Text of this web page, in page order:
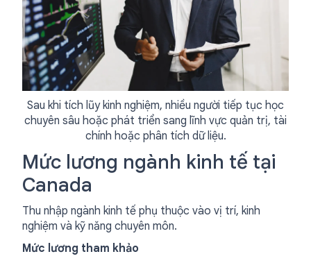
Sau khi tích lũy kinh nghiệm, nhiều người tiếp tục học
chuyên sâu hoặc phát triển sang lĩnh vực quản trị, tài
chính hoặc phân tích dữ liệu.
Mức lương ngành kinh tế tại
Canada
Thu nhập ngành kinh tế phụ thuộc vào vị trí, kinh
nghiệm và kỹ năng chuyên môn.
Mức lương tham khảo